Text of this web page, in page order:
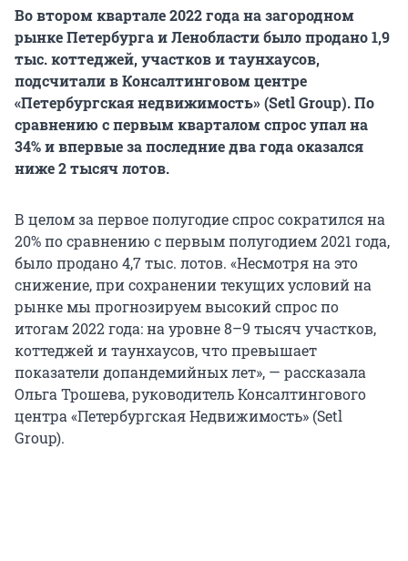
Во втором квартале 2022 года на загородном
рынке Петербурга и Ленобласти было продано 1,9
тыс. коттеджей, участков и таунхаусов,
подсчитали в Консалтинговом центре
«Петербургская недвижимость» (Setl Group). По
сравнению с первым кварталом спрос упал на
34% и впервые за последние два года оказался
ниже 2 тысяч лотов.
В целом за первое полугодие спрос сократился на
20% по сравнению с первым полугодием 2021 года,
было продано 4,7 тыс. лотов. «Несмотря на это
снижение, при сохранении текущих условий на
рынке мы прогнозируем высокий спрос по
итогам 2022 года: на уровне 8–9 тысяч участков,
коттеджей и таунхаусов, что превышает
показатели допандемийных лет», — рассказала
Ольга Трошева, руководитель Консалтингового
центра «Петербургская Недвижимость» (Setl
Group).